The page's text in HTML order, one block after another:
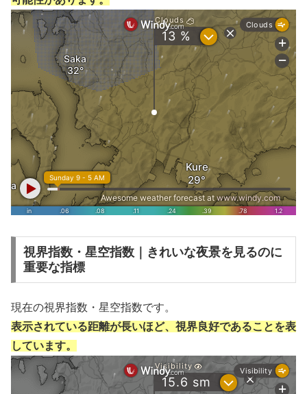
視界指数・星空指数｜きれいな夜景を見るのに
重要な指標
現在の視界指数・星空指数です。
表示されている距離が長いほど、視界良好であることを表
しています。